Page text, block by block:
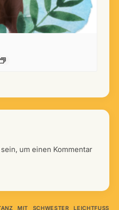
sein, um einen Kommentar
MIT SCHWESTER LEICHTFUSS (